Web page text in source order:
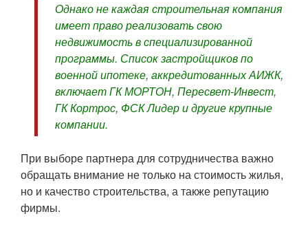
Однако не каждая строительная компания
имеет право реализовать свою
недвижимость в специализированной
программы. Список застройщиков по
военной ипотеке, аккредитованных АИЖК,
включает ГК МОРТОН, Пересвет-Инвест,
ГК Кортрос, ФСК Лидер и другие крупные
компании.
При выборе партнера для сотрудничества важно
обращать внимание не только на стоимость жилья,
но и качество строительства, а также репутацию
фирмы.